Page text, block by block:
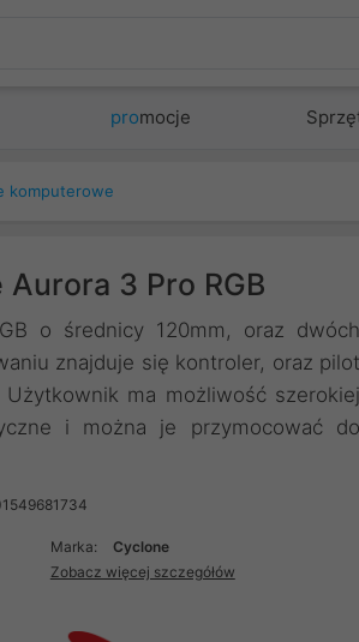
promocje
komputerowe
3 Pro RGB
o średnicy 120mm, oraz dwóch
znajduje się kontroler, oraz pilot
ma możliwość szerokiej
i można je przymocować do
Marka:
Cyclone
Zobacz więcej szczegółów